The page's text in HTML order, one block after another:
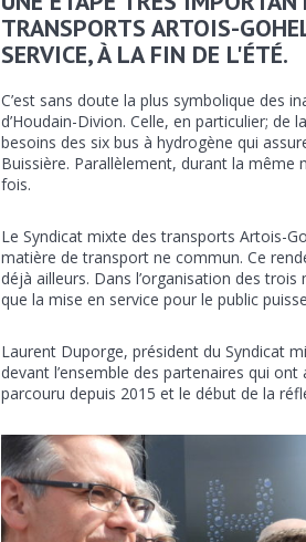
TRANSPORTS ARTOIS-
SERVICE, À LA FIN DE L'ÉTÉ.
C’est sans doute la plus symbolique des
d’Houdain-Divion. Celle, en particulier;
besoins des six bus à hydrogène qui
Buissière. Parallèlement, durant la même
fois.
Le Syndicat mixte des transports Artois-
matière de transport ne commun. Ce
déjà ailleurs. Dans l’organisation des
que la mise en service pour le public
Laurent Duporge, président du Syndicat
devant l’ensemble des partenaires qui
parcouru depuis 2015 et le début de la